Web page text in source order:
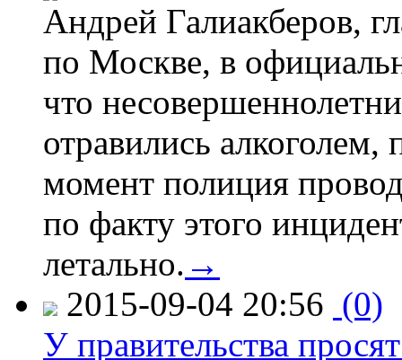
Андрей Галиакберов,
по Москве, в
что
отравились
момент полиция
по факту этого
летально. →
2015-09-04 20:56 (0)
У правительства